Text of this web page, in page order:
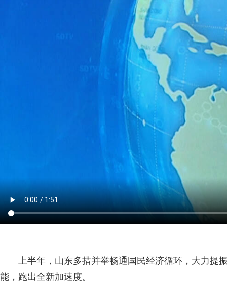
上半年，山东多措并举畅通国民经济循环，大力提
能，跑出全新加速度。